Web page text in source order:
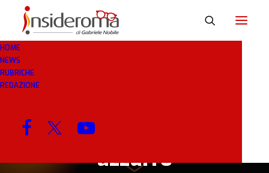
HOME
NEWS
RUBRICHE
REDAZIONE
11 GEN 2019
La Roma prova un
centrocampo tutto
azzurro